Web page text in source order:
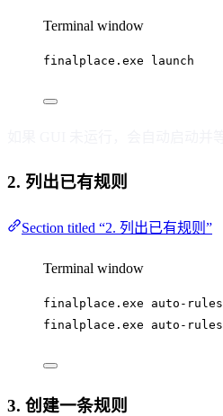
Terminal window
finalplace.exe launch
2. 列出已有规则
Section titled “2. 列出已有规则”
Terminal window
finalplace.exe auto-rules
finalplace.exe
auto-rules
3. 创建一条规则